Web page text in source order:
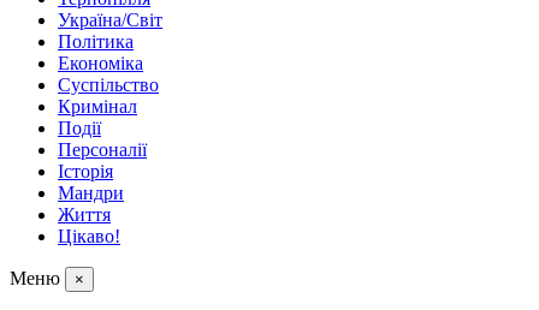
Україна/Світ
Політика
Економіка
Суспільство
Кримінал
Події
Персоналії
Історія
Мандри
Життя
Цікаво!
Меню ×